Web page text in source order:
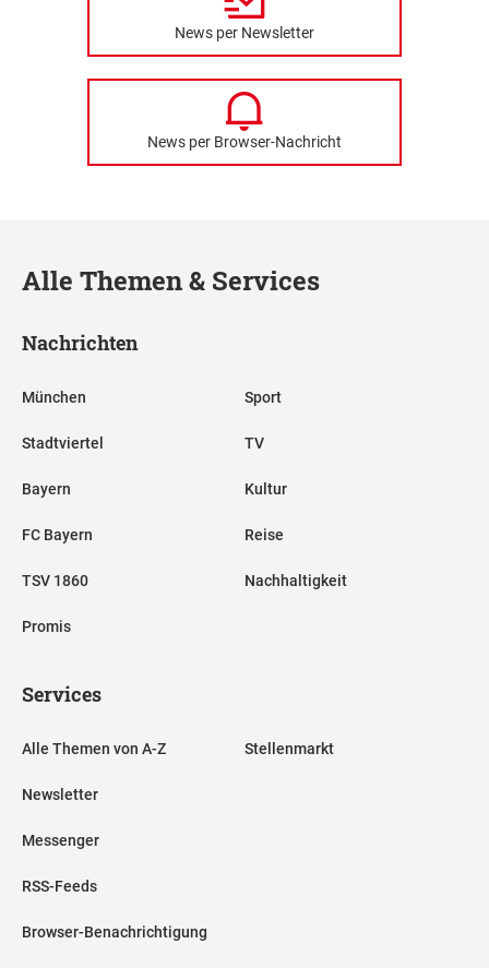
News per Newsletter
News per Browser-Nachricht
Alle Themen & Services
Nachrichten
München
Stadtviertel
Bayern
FC Bayern
TSV 1860
Promis
Sport
TV
Kultur
Reise
Nachhaltigkeit
Services
Alle Themen von A-Z
Newsletter
Messenger
RSS-Feeds
Browser-Benachrichtigung
Stellenmarkt